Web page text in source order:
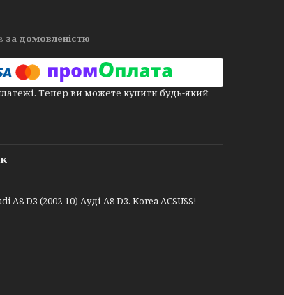
за домовленістю
Тепер ви можете купити будь-який
D3 (2002-10) Ауді А8 D3. Korea ACSUSS!